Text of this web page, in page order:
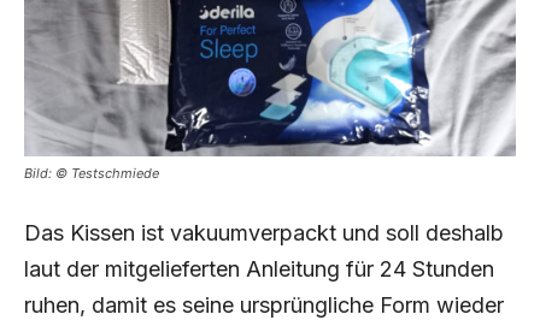
Bild: © Testschmiede
Das Kissen ist vakuumverpackt und soll deshalb
laut der mitgelieferten Anleitung für 24 Stunden
ruhen, damit es seine ursprüngliche Form wieder